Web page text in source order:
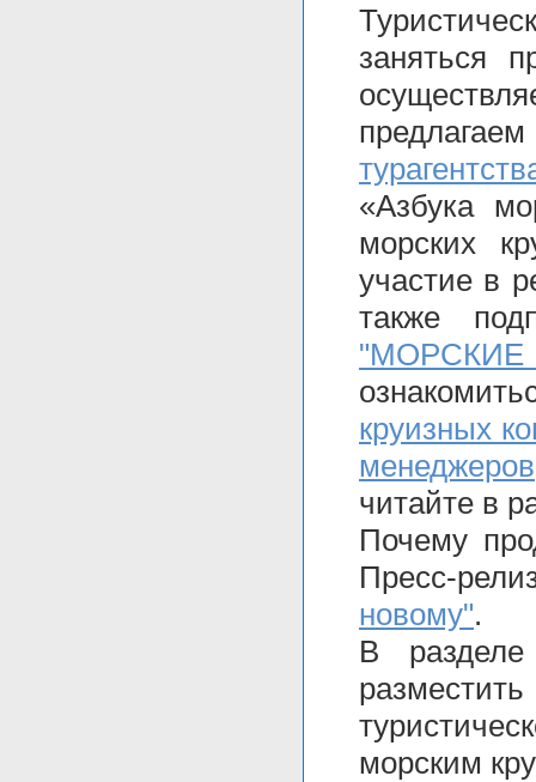
заняться
«Азбука
морских
участие в
также
"МОРСКИЕ
круизных
менеджеров
читайте в
Почему
Пресс-
новому".
В
морским